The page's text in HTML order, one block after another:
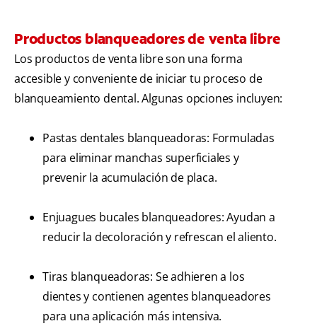
Productos blanqueadores de venta libre
Los productos de venta libre son una forma
accesible y conveniente de iniciar tu proceso de
blanqueamiento dental. Algunas opciones incluyen:
Pastas dentales blanqueadoras: Formuladas
para eliminar manchas superficiales y
prevenir la acumulación de placa.
Enjuagues bucales blanqueadores: Ayudan a
reducir la decoloración y refrescan el aliento.
Tiras blanqueadoras: Se adhieren a los
dientes y contienen agentes blanqueadores
para una aplicación más intensiva.